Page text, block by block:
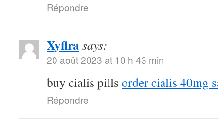
Répondre
Xyflrasays:
20 août 2023 at 10 h 43 min
buy cialis pills order cialis 40mg
Répondre